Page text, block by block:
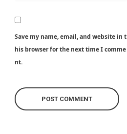
Save my name, email, and website in t
his browser for the next time I comme
nt.